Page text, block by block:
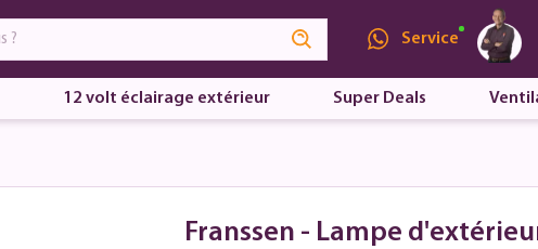
Service
12 volt éclairage extérieur Super Deals
Franssen - Lampe